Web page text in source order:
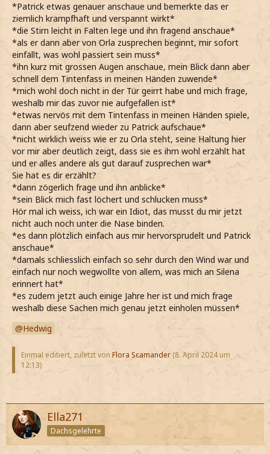
*Patrick etwas genauer anschaue und bemerkte das er
ziemlich krampfhaft und verspannt wirkt*
*die Stirn leicht in Falten lege und ihn fragend anschaue*
*als er dann aber von Orla zusprechen beginnt, mir sofort
einfällt, was wohl passiert sein muss*
*ihn kurz mit grossen Augen anschaue, mein Blick dann aber
schnell dem Tintenfass in meinen Händen zuwende*
*mich wohl doch nicht in der Tür geirrt habe und mich frage,
weshalb mir das zuvor nie aufgefallen ist*
*etwas nervös mit dem Tintenfass in meinen Händen spiele,
dann aber seufzend wieder zu Patrick aufschaue*
*nicht wirklich weiss wie er zu Orla steht, seine Haltung hier
vor mir aber deutlich zeigt, dass sie es ihm wohl erzählt hat
und er alles andere als gut darauf zusprechen war*
Sie hat es dir erzählt?
*dann zögerlich frage und ihn anblicke*
*sein Blick mich fast löchert und schlucken muss*
Hör mal ich weiss, ich war ein Idiot, das musst du mir jetzt
nicht auch noch unter die Nase binden.
*es dann plötzlich einfach aus mir hervorsprudelt und Patrick
anschaue*
*damals schliesslich einfach so sehr durch den Wind war und
einfach nur noch wegwollte von allem, was mich an Silena
erinnert hat*
*es zudem jetzt auch einige Jahre her ist und mich frage
weshalb diese Sachen mich genau jetzt einholen müssen*
Hedwig
Einmal editiert, zuletzt von Flora Scamander (8. April 2024 um
12:13)
Ella271
Dachsgelehrte